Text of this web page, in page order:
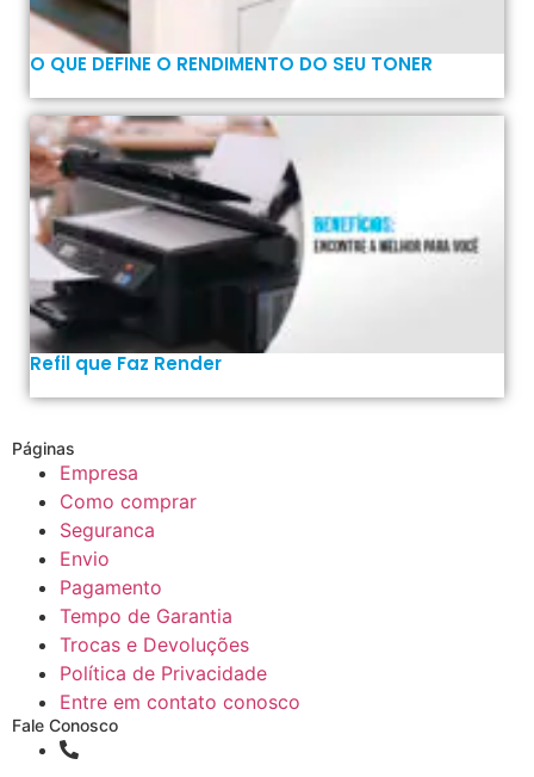
O QUE DEFINE O RENDIMENTO DO SEU TONER
Refil que Faz Render
Páginas
Empresa
Como comprar
Seguranca
Envio
Pagamento
Tempo de Garantia
Trocas e Devoluções
Política de Privacidade
Entre em contato conosco
Fale Conosco